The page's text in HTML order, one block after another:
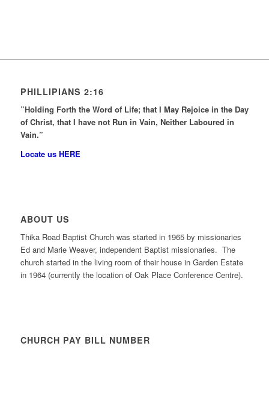
PHILLIPIANS 2:16
”Holding Forth the Word of Life; that I May Rejoice in the Day
of Christ, that I have not Run in Vain, Neither Laboured in
Vain.”
Locate us HERE
ABOUT US
Thika Road Baptist Church was started in 1965 by missionaries
Ed and Marie Weaver, independent Baptist missionaries. The
church started in the living room of their house in Garden Estate
in 1964 (currently the location of Oak Place Conference Centre).
CHURCH PAY BILL NUMBER